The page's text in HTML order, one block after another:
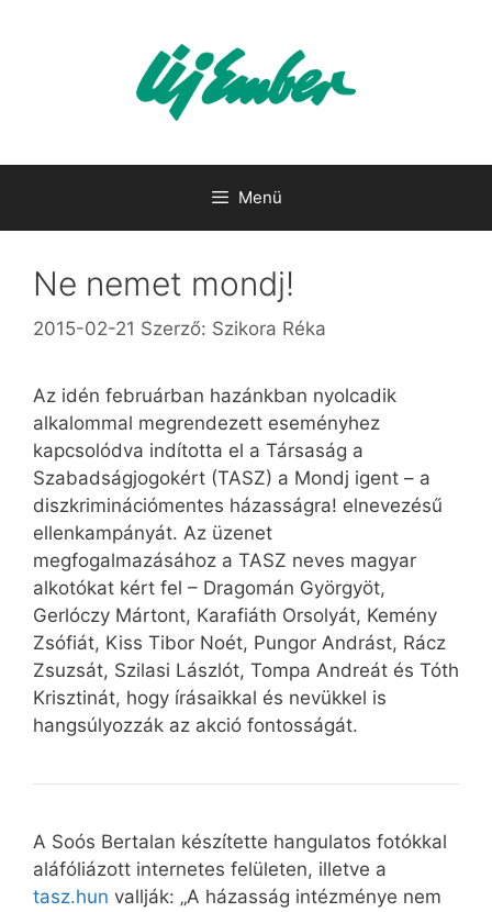
Menü
Ne nemet mondj!
2015-02-21 Szerző: Szikora Réka
Az idén februárban hazánkban nyolcadik
alkalommal megrendezett eseményhez
kapcsolódva indította el a Társaság a
Szabadságjogokért (TASZ) a Mondj igent – a
diszkriminációmentes házasságra! elnevezésű
ellenkampányát. Az üzenet
megfogalmazásához a TASZ neves magyar
alkotókat kért fel – Dragomán Györgyöt,
Gerlóczy Mártont, Karafiáth Orsolyát, Kemény
Zsófiát, Kiss Tibor Noét, Pungor Andrást, Rácz
Zsuzsát, Szilasi Lászlót, Tompa Andreát és Tóth
Krisztinát, hogy írásaikkal és nevükkel is
hangsúlyozzák az akció fontosságát.
A Soós Bertalan készítette hangulatos fotókkal
aláfóliázott internetes felületen, illetve a
tasz.hun vallják: „A házasság intézménye nem